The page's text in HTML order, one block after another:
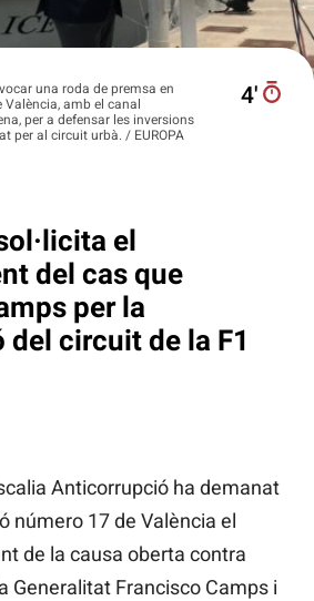
una roda de premsa en
València, amb el canal
per a defensar les inversions
per al circuit urbà. / EUROPA
4′
el
del cas que
per la
circuit de la F1
Anticorrupció ha demanat
número 17 de València el
de la causa oberta contra
Generalitat Francisco Camps i